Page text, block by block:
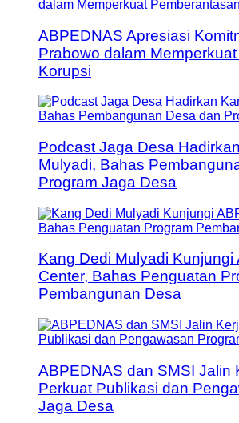
ABPEDNAS Apresiasi
Prabowo dalam
Korupsi
Podcast Jaga Desa
Mulyadi, Bahas
Program Jaga Desa
Kang Dedi Mulyadi Kunjungi
Center, Bahas Penguatan
Pembangunan Desa
ABPEDNAS dan SMSI Jalin
Perkuat Publikasi dan
Jaga Desa